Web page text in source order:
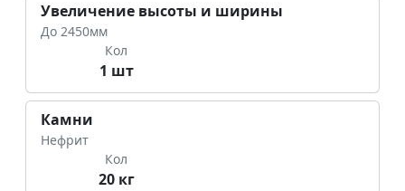
Увеличение высоты и ширины
До 2450мм
Кол
1 шт
Камни
Нефрит
Кол
20 кг